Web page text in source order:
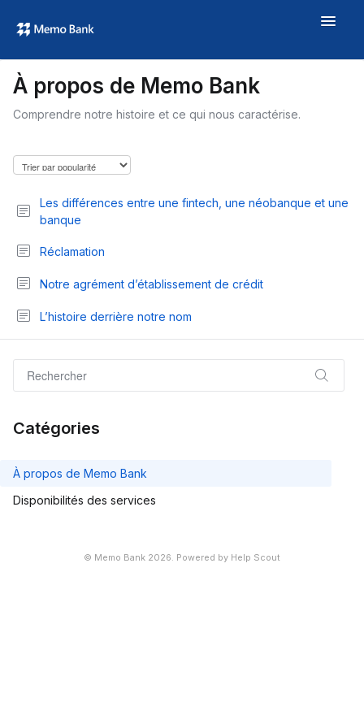
Toggle
À propos
À propos de Memo Bank
Comprendre notre histoire et ce qui nous caractérise.
Les différences entre une fintech, une néobanque et une
banque
Réclamation
Notre agrément d’établissement de crédit
L’histoire derrière notre nom
Catégories
À propos de Memo Bank
Disponibilités des services
© Memo Bank 2026. Powered by Help Scout